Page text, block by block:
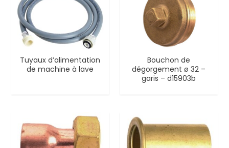
Tuyaux d’alimentation
de machine à lave
Bouchon de
dégorgement ø 32 –
garis – d15903b